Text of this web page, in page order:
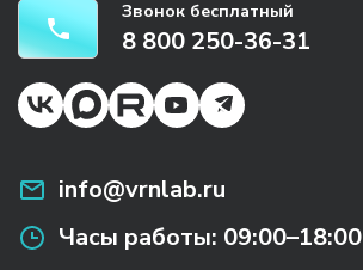
Звонок бесплатный
8 800 250-36-31
info@vrnlab.ru
Часы работы: 09:00–18:00